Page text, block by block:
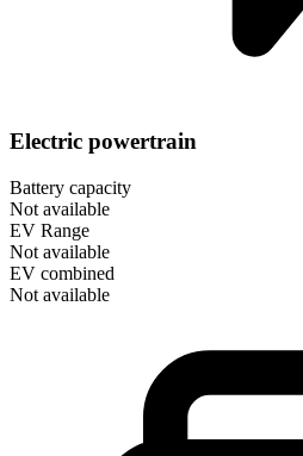
Electric powertrain
Battery capacity
Not available
EV Range
Not available
EV combined
Not available